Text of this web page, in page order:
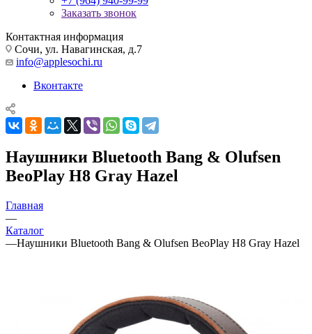
Заказать звонок
Контактная информация
Сочи, ул. Навагинская, д.7
info@applesochi.ru
Вконтакте
Наушники Bluetooth Bang & Olufsen
BeoPlay H8 Gray Hazel
Главная
—
Каталог
—Наушники Bluetooth Bang & Olufsen BeoPlay H8 Gray Hazel